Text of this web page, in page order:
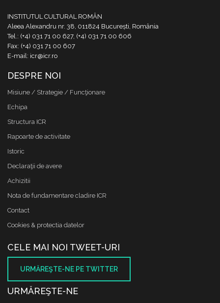
INSTITUTUL CULTURAL ROMÂN
Aleea Alexandru nr. 38, 011824 București, România
Tel.: (+4) 031 71 00 627, (+4) 031 71 00 606
Fax: (+4) 031 71 00 607
E-mail: icr@icr.ro
DESPRE NOI
Misiune / Strategie / Funcţionare
Echipa
Structura ICR
Rapoarte de activitate
Istoric
Declaraţii de avere
Achizitii
Nota de fundamentare cladire ICR
Contact
Cookies & protectia datelor
CELE MAI NOI TWEET-URI
URMĂREŞTE-NE PE TWITTER
URMĂREŞTE-NE